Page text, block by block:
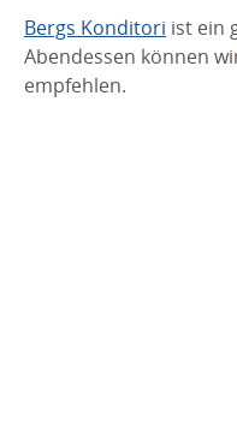
Bergs Konditori ist ein
Abendessen können
empfehlen.